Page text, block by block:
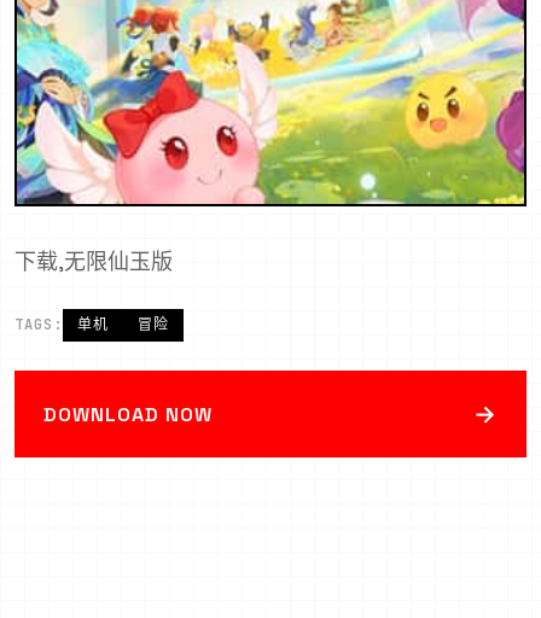
下载,无限仙玉版
TAGS: 单机 冒险
DOWNLOAD NOW →